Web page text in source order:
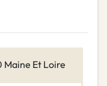
Maine Et Loire